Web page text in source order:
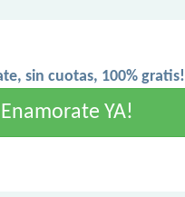
sin cuotas, 100% gratis!
Enamorate YA!